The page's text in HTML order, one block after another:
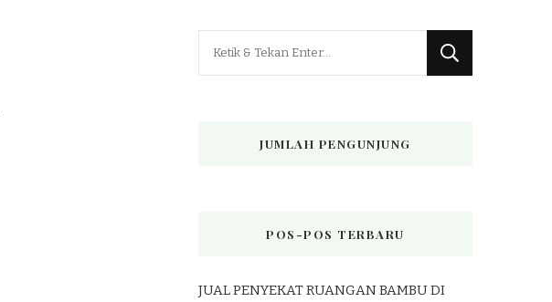
JUMLAH PENGUNJUNG
POS-POS TERBARU
JUAL PENYEKAT RUANGAN BAMBU DI